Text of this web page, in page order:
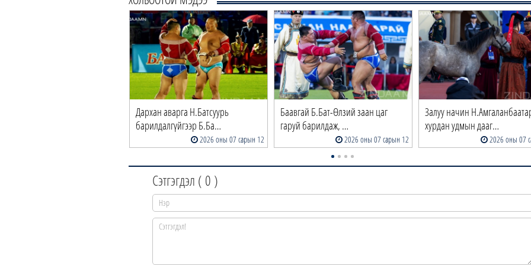
Дархан аварга Н.Батсуурь
барилдалгүйгээр Б.Ба…
2026 оны 07 сарын 12
Баавгай Б.Бат-Өлзий заан цаг
гаруй барилдаж, …
2026 оны 07 сарын 12
Залуу начин
хурдан удмын дааг…
2026 оны 07
Сэтгэгдэл ( 0 )